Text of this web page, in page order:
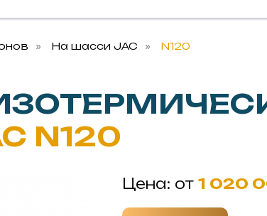
» На шасси JAC » N120
N120
Цена: от 1 020